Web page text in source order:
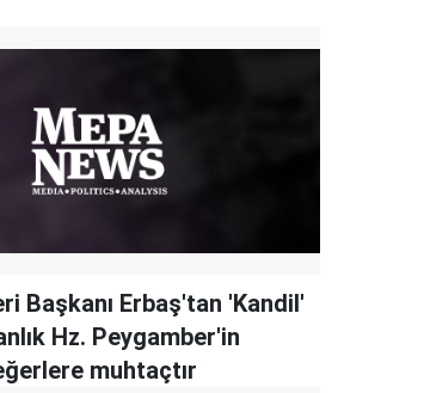
Başkanı Erbaş'tan 'Kandil'
Hz. Peygamber'in
muhtaçtır